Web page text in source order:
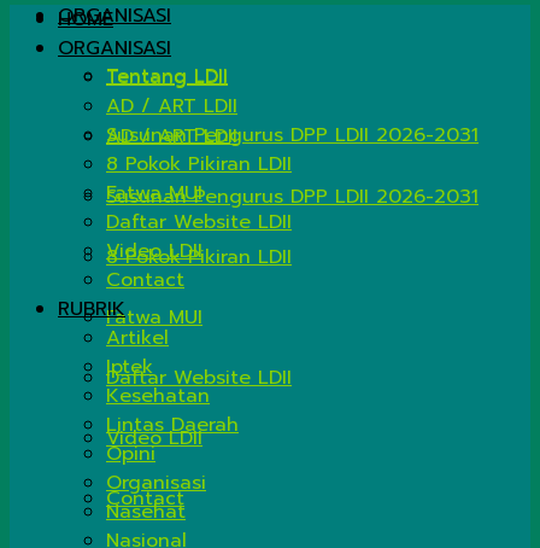
ORGANISASI
Tentang LDII
AD / ART LDII
Susunan Pengurus DPP LDII 2026-2031
8 Pokok Pikiran LDII
Fatwa MUI
Daftar Website LDII
Video LDII
Contact
HOME
ORGANISASI
Tentang LDII
AD / ART LDII
Susunan Pengurus DPP LDII 2026-2031
8 Pokok Pikiran LDII
Fatwa MUI
Daftar Website LDII
Video LDII
Contact
RUBRIK
Artikel
Iptek
Kesehatan
Lintas Daerah
Opini
Organisasi
Nasehat
Nasional